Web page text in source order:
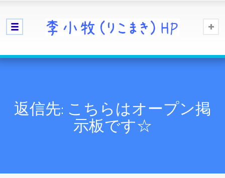
返信先: こちらはオープン掲
示板です☆